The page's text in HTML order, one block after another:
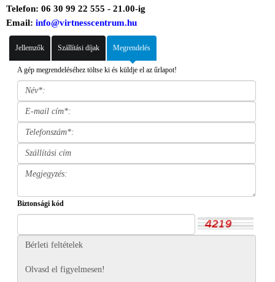
Telefon: 06 30 99 22 555 - 21.00-ig
Email: info@virtnesscentrum.hu
Jellemzők Szállítási díjak Megrendelés
A gép megrendeléséhez töltse ki és küldje el az űrlapot!
Biztonsági kód